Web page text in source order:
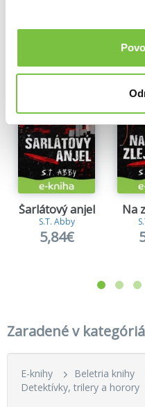
Viac z
Šarlátový anjel
S.T. Abby
5,84€
Na
Zaradené v
E-knihy
Beletria knihy
Detektívky, trilery a horory